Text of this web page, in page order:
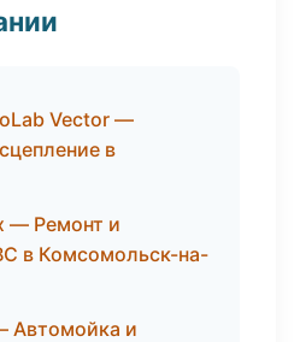
Vector —
в
— Ремонт и
в Комсомольск-на-
Автомойка и